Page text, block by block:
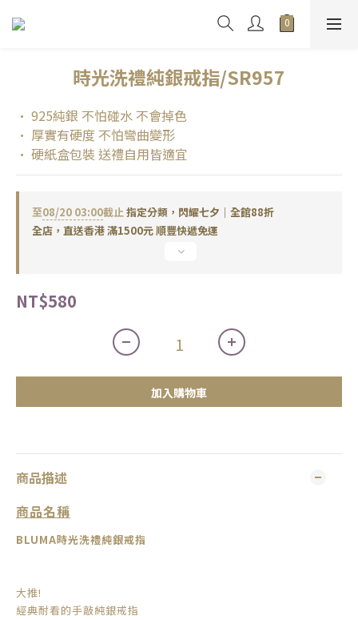
時光洗禮純銀戒指/SR957
• 925純銀 不怕碰水 不會掉色
• 厚實有硬度 不怕彎曲變形
• 硬紙盒包裝 送禮自用皆適宜
至08/20 03:00截止指定分類，閃耀七夕｜全館88折
全店，直送香港 滿1500元 順豐快遞免運
NT$580
加入購物車
商品描述
商品名稱
BLUMA時光洗禮純銀戒指
大推!
經典耐看的手敲純銀戒指